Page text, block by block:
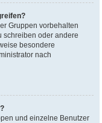
Gruppen vorbehalten
schreiben oder andere
besondere
nach
und einzelne Benutzer